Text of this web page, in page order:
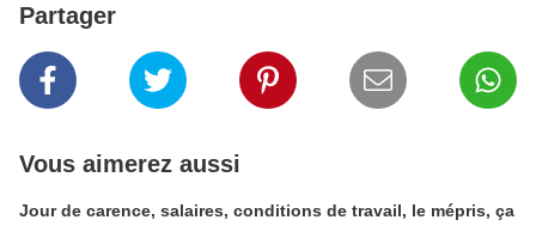
Partager
Vous aimerez aussi
Jour de carence, salaires, conditions de travail, le mépris, ça